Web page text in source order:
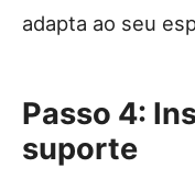
adapta ao seu
Passo 4:
suporte